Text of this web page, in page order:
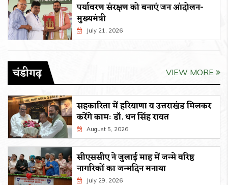
पर्यावरण संरक्षण को बनाएं जन आंदोलन-
मुख्यमंत्री
July 21, 2026
चंडीगढ़ VIEW MORE
सहकारिता में हरियाणा व उत्तराखंड मिलकर
करेंगे कामः डाॅ. धन सिंह रावत
August 5, 2026
सीएससीए ने जुलाई माह में जन्मे वरिष्ठ
नागरिकों का जन्मदिन मनाया
July 29, 2026